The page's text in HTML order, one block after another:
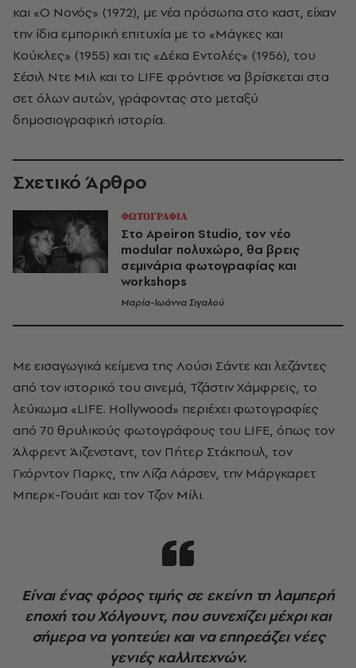
και «Ο Νονός» (1972), με νέα πρόσωπα στο καστ, είχαν
την ίδια εμπορική επιτυχία με το «Μάγκες και
Κούκλες» (1955) και τις «Δέκα Εντολές» (1956), του
Σέσιλ Ντε Μιλ και το LIFE φρόντισε να βρίσκεται στα
σετ όλων αυτών, γράφοντας στο μεταξύ
δημοσιογραφική ιστορία.
Σχετικό Άρθρο
ΦΩΤΟΓΡΑΦΙΑ
Στο Apeiron Studio, τον νέο
modular πολυχώρο, θα βρεις
σεμινάρια φωτογραφίας και
workshops
Μαρία-Ιωάννα Σιγαλού
Με εισαγωγικά κείμενα της Λούσι Σάντε και λεζάντες
από τον ιστορικό του σινεμά, Τζάστιν Χάμφρεϊς, το
λεύκωμα «LIFE. Hollywood» περιέχει φωτογραφίες
από 70 θρυλικούς φωτογράφους του LIFE, όπως τον
Άλφρεντ Άιζενσταντ, τον Πήτερ Στάκπουλ, τον
Γκόρντον Παρκς, την Λίζα Λάρσεν, την Μάργκαρετ
Μπερκ-Γουάιτ και τον Τζον Μίλι.
Είναι ένας φόρος τιμής σε εκείνη τη λαμπερή
εποχή του Χόλγουντ, που συνεχίζει μέχρι και
σήμερα να γοητεύει και να επηρεάζει νέες
γενιές καλλιτεχνών.